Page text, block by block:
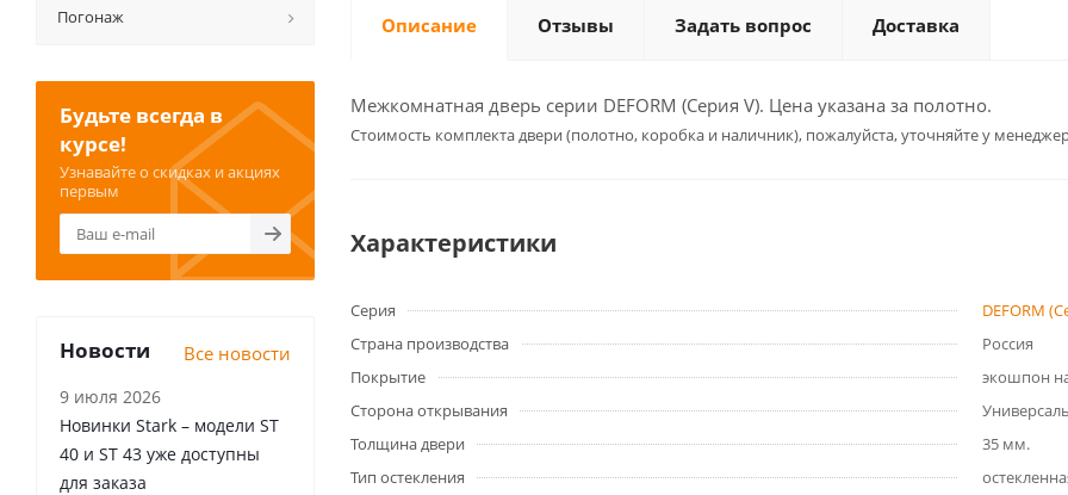
Описание Отзывы Задать вопрос Доставка
Межкомнатная дверь серии DEFORM (Серия V). Цена указана за полотно.
Cтоимость комплекта двери (полотно, коробка и наличник), пожалуйста, уточняйте у
Характеристики
Серия
DEFORM
Страна производства
Россия
Покрытие
экошпон
Сторона открывания
Толщина двери
35 мм.
Тип остекления
Погонаж
Будьте всегда в
курсе!
Узнавайте о скидках и акциях
первым
Новости Все новости
9 июля 2026
Новинки Stark – модели ST
40 и ST 43 уже доступны
для заказа